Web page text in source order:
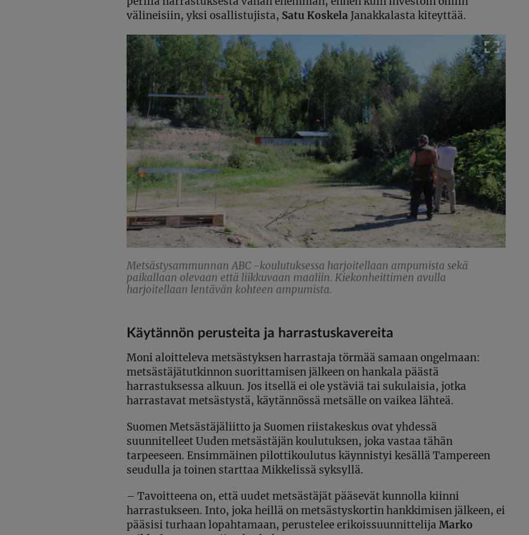
välineisiin, yksi osallistujista, Satu Koskela Janakkalasta kiteyttää.
Metsästysammunnan ABC -koulutuksessa harjoitellaan ampumista sekä
paikallaan olevaan että liikkuvaan maaliin. Kiekonheittimen avulla
harjoitellaan lentävän kohteen ampumista.
Käytännön perusteita ja harrastuskavereita
Moni aloitteleva metsästyksen harrastaja törmää samaan ongelmaan:
metsästäjätutkinnon suorittamisen jälkeen on hankala päästä
harrastuksessa alkuun. Jos itsellä ei ole ystäviä tai sukulaisia, jotka
harrastavat metsästystä, käytännössä metsälle on vaikea lähteä.
Suomen Metsästäjäliitto ja Suomen riistakeskus ovat yhdessä
suunnitelleet Uuden metsästäjän koulutuksen, joka vastaa tähän
tarpeeseen. Ensimmäinen pilottikoulutus käynnistyi kesällä Tampereen
seudulla ja toinen starttaa Mikkelissä syksyllä.
– Tavoitteena on, että uudet metsästäjät pääsevät kunnolla kiinni
harrastukseen. Into, joka heillä on metsästyskortin hankkimisen jälkeen, ei
pääsisi turhaan lopahtamaan, perustelee erikoissuunnittelija Marko